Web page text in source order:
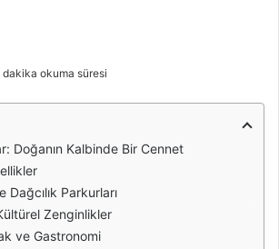
dakika okuma süresi
Doğanın Kalbinde Bir Cennet
Dağcılık Parkurları
Zenginlikler
ve Gastronomi